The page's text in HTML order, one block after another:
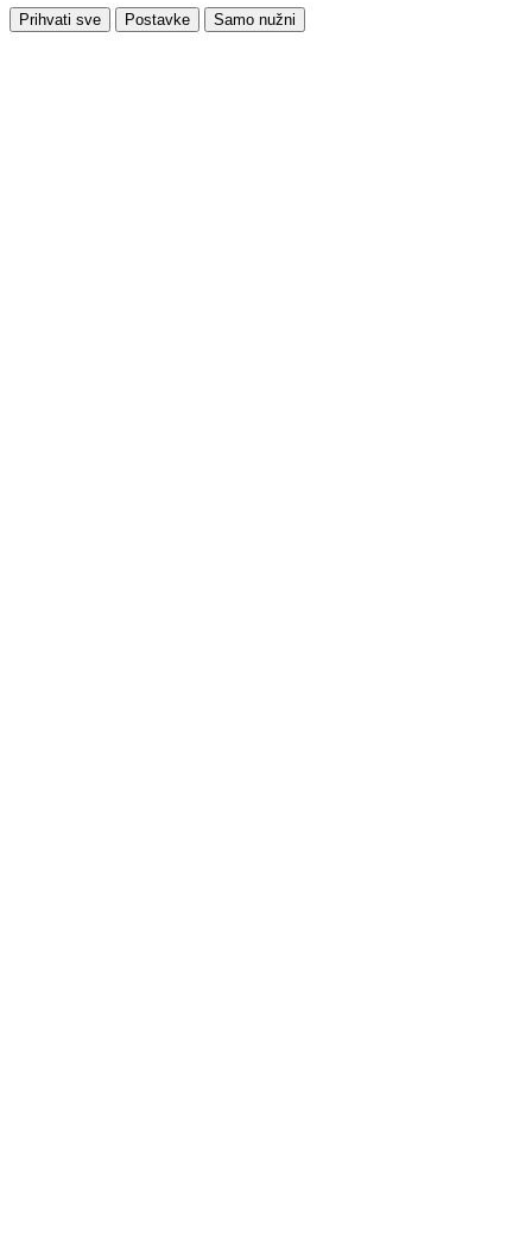
Prihvati sve Postavke Samo nužni